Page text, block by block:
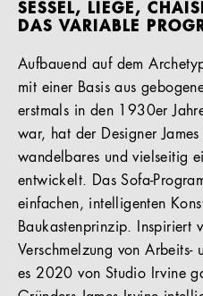
SESSEL, LIEGE,
DAS VARIABLE
Aufbauend auf dem
mit einer Basis aus
erstmals in den 1930er
war, hat der Designer
wandelbares und vielseitig
entwickelt. Das Sofa-
einfachen, intelligenten
Baukastenprinzip. Inspiriert
Verschmelzung von Arbeits-
es 2020 von Studio Irvine